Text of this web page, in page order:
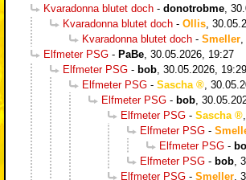
Kvaradonna blutet doch - donotrobme
Kvaradonna blutet doch - Ollis
Kvaradonna blutet doch - Smeller
Elfmeter PSG - PaBe 30.05.2026, 19:27
Elfmeter PSG - bob 30.05.2026, 19:29
Elfmeter PSG - Sascha
Elfmeter PSG - bob
Elfmeter PSG - Sascha
Elfmeter PSG -
Elfmeter PSG -
Elfmeter PSG - bob
Elfmeter PSG - Smeller